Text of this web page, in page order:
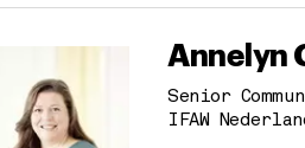
Annelyn
Senior
IFAW